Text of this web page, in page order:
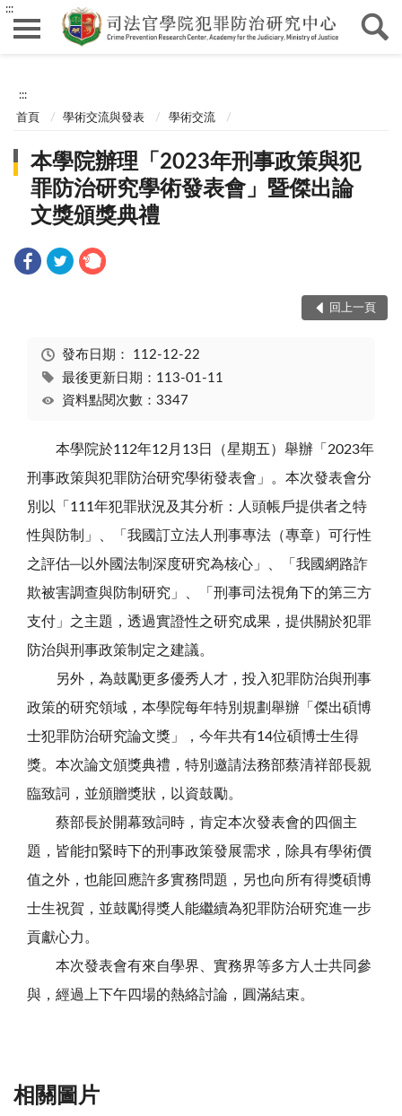
:::
:::
首頁 學術交流與發表 學術交流
本學院辦理「2023年刑事政策與犯
罪防治研究學術發表會」暨傑出論
文獎頒獎典禮
回上一頁
發布日期： 112-12-22
最後更新日期：113-01-11
資料點閱次數：3347
本學院於112年12 月 13日（星期五）舉辦「 2023年
刑事政策與犯罪防治研究學術發表會」。本次發表會分
別以「 111 年犯罪狀況及其分析：人頭帳戶提供者之特
性與防制」、「我國訂立法人刑事專法（專章）可行性
之評估─以外國法制深度研究為核心」、「我國網路詐
欺被害調查與防制研究」、「刑事司法視角下的第三方
支付」之主題，透過實證性之研究成果，提供關於犯罪
防治與刑事政策制定之建議。
另外，為鼓勵更多優秀人才，投入犯罪防治與刑事
政策的研究領域，本學院每年特別規劃舉辦「傑出碩博
士犯罪防治研究論文獎」，今年共有14位碩博士生得
獎。本次論文頒獎典禮，特別邀請法務部蔡清祥部長親
臨致詞，並頒贈獎狀，以資鼓勵。
蔡部長於開幕致詞時，肯定本次發表會的四個主
題，皆能扣緊時下的刑事政策發展需求，除具有學術價
值之外，也能回應許多實務問題，另也向所有得獎碩博
士生祝賀，並鼓勵得獎人能繼續為犯罪防治研究進一步
貢獻心力。
本次發表會有來自學界、實務界等多方人士共同參
與，經過上下午四場的熱絡討論，圓滿結束。
相關圖片